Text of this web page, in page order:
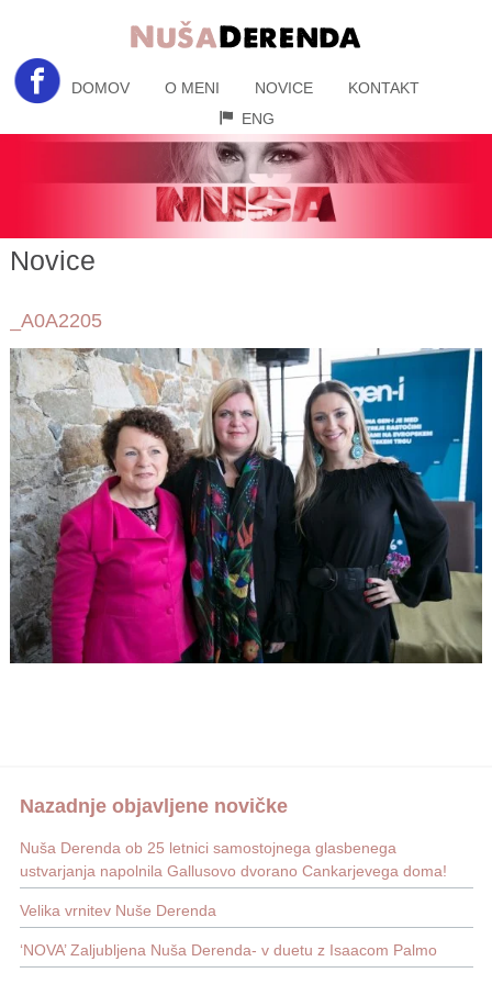
DOMOV O MENI NOVICE
KONTAKT
ENG
Novice
_A0A2205
Nazadnje objavljene novičke
Nuša Derenda ob 25 letnici samostojnega glasbenega
ustvarjanja napolnila Gallusovo dvorano Cankarjevega doma!
Velika vrnitev Nuše Derenda
‘NOVA’ Zaljubljena Nuša Derenda- v duetu z Isaacom Palmo